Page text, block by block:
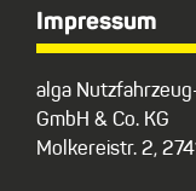
Impressum
alga
GmbH & Co. KG
Molkereistr. 2,